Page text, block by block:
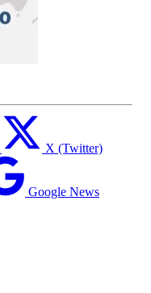
X (Twitter)
Google News